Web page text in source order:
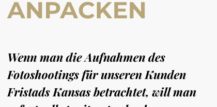
ANPACKEN
Wenn man die Aufnahmen des
Fotoshootings für unseren Kunden
Fristads Kansas betrachtet, will man